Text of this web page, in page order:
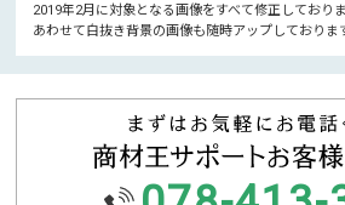
2019年2月に対象となる画像をすべて修正しておりま
あわせて白抜き背景の画像も随時アップしておりま